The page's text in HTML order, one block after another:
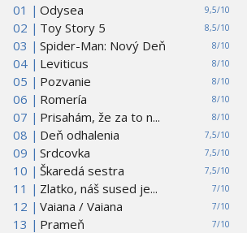
01 | 9,5/10
Odysea
02 |
8,5/10
Toy Story 5
03 |
8/10
Spider-Man: Nový Deň
04 |
8/10
Leviticus
05 |
8/10
Pozvanie
06 |
8/10
Romería
07 |
8/10
Prisahám, že za to n...
08 |
7,5/10
Deň odhalenia
09 |
7,5/10
Srdcovka
10 |
7,5/10
Škaredá sestra
11 |
7/10
Zlatko, náš sused je...
12 |
7/10
Vaiana / Vaiana
13 |
7/10
Prameň